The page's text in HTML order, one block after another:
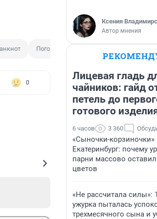
Погорелец
0
Ксения
Автор мнения
Лицевая гладь
чайников: гайд
петель до
готового
6 часов 3 360
«Сыночки-
Екатеринбург: почему
парни массово
цветов
«Не рассчитала силы»:
ужурка пыталась
трехмесячного сына и